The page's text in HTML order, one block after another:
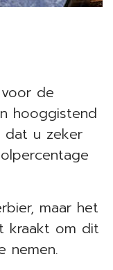
de
hooggistend
dat u zeker
maar het
kraakt om dit
nemen.